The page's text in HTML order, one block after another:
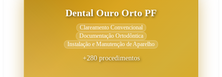
Dental Ouro Orto PF
Clareamento Convencional
Documentação Ortodôntica
Instalação e Manutenção de Aparelho
+280 procedimentos